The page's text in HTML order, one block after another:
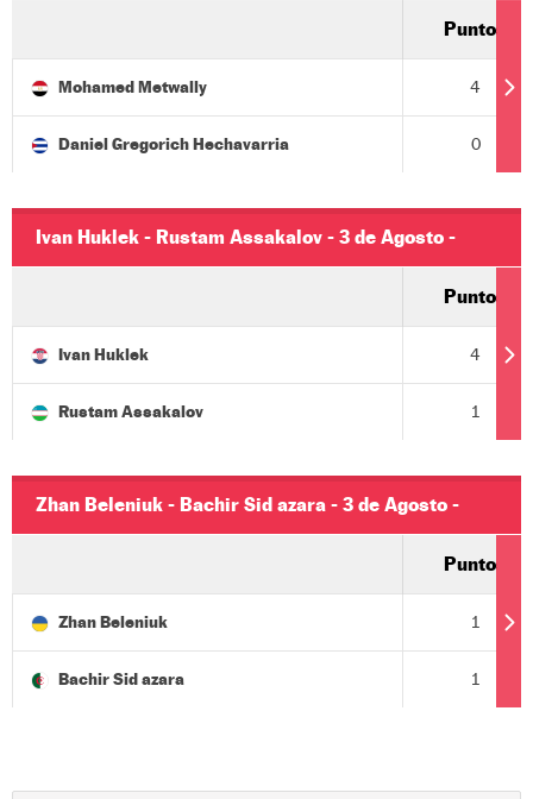
Puntos
Mohamed Metwally 4
Daniel Gregorich Hechavarria 0
Ivan Huklek - Rustam Assakalov - 3 de Agosto -
Puntos
Ivan Huklek 4
Rustam Assakalov 1
Zhan Beleniuk - Bachir Sid azara - 3 de Agosto -
Puntos
Zhan Beleniuk 1
Bachir Sid azara 1